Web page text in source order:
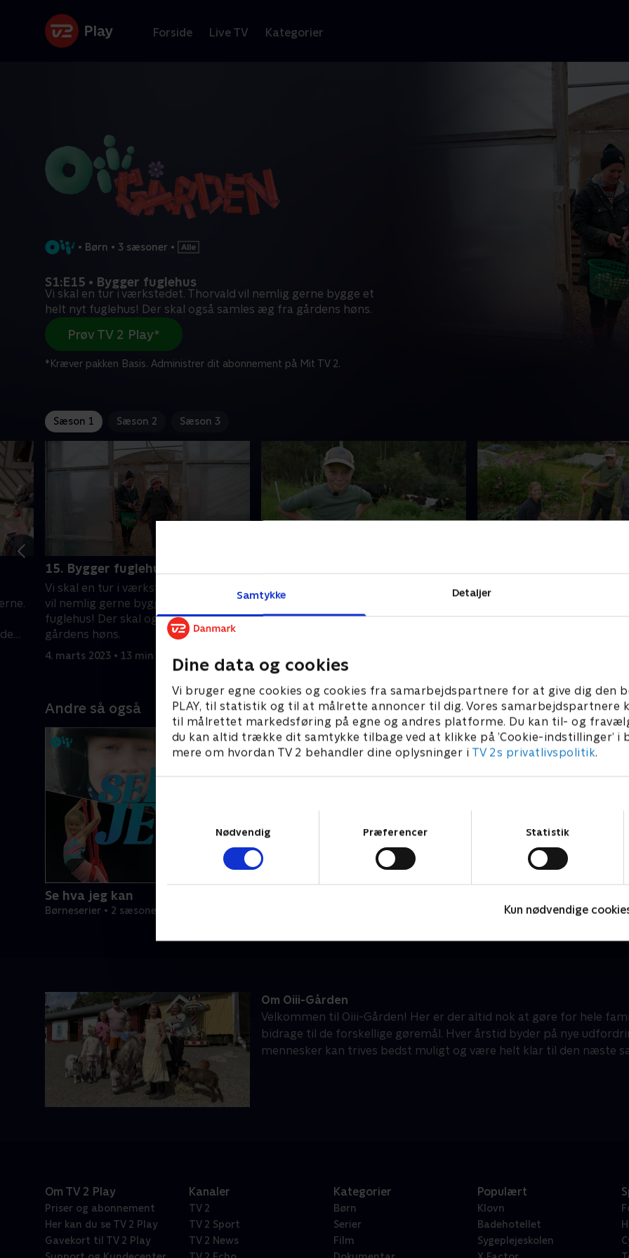
Samtykke Detaljer
Dine data og cookies
Vi bruger egne cookies og cookies fra samarbejdspartnere for at give dig den
PLAY, til statistik og til at målrette annoncer til dig. Vores samarbejdspartnere
til målrettet markedsføring på egne og andres platforme. Du kan til- og
du kan altid trække dit samtykke tilbage ved at klikke på ’Cookie-indstillinger’ i
mere om hvordan TV 2 behandler dine oplysninger i TV 2s privatlivspolitik.
Nødvendig
Præferencer Statistik
Kun nødvendige
Forside Live TV Kategorier
• Børn • 3 sæsoner •
S1:E15 • Bygger fuglehus
Vi skal en tur i værkstedet. Thorvald vil nemlig gerne bygge et
helt nyt fuglehus! Der skal også samles æg fra gårdens høns.
Prøv TV 2 Play*
*Kræver pakken Basis. Administrer dit abonnement på Mit TV 2.
Sæson 1 Sæson 2 Sæson 3
15. Bygger fuglehus
Vi skal en tur i værkstedet. Thorvald
vil nemlig gerne bygge et helt nyt
fuglehus! Der skal også samles æg fra
gårdens høns.
4. marts 2023 • 13 min
Thorvald har fået sin helt egen ko og
kalv, som skal passes. Børnene
hjælper far Anders med at bygge en
30. juli 2022 • 18 min
Thorvalds ko skal sælges, så
Andre så også
Se hva jeg kan
Børneserier • 2 sæsoner
Om Oiii-Gården
Velkommen til Oiii-Gården! Her er der altid nok at gøre for hele
bidrage til de forskellige gøremål. Hver årstid byder på nye
mennesker kan trives bedst muligt og være helt klar til den næste
Om TV 2 Play
Priser og abonnement
Her kan du se TV 2 Play
Gavekort til TV 2 Play
Kanaler
TV 2
TV 2 Sport
TV 2 News
Kategorier
Børn
Serier
Film
Populært
Klovn
Badehotellet
Sygeplejeskolen